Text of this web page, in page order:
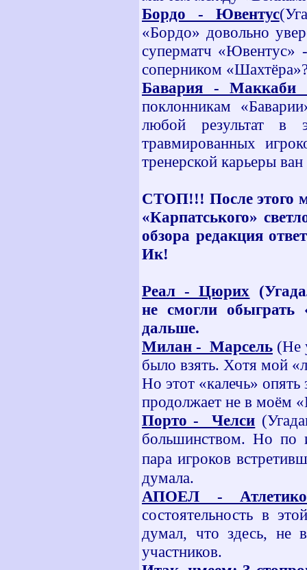
Бордо - Ювентус
«Бордо» довольно
суперматч «Ювентус»
соперником
Бавария - Маккаби
поклонникам
любой результат
травмированных
тренерской карьеры
СТОП!!! После этого
«Карпатського»
обзора редакция
Ик!
Реал - Цюрих
не смогли
дальше.
Милан - Марсель (Не
было взять. Хотя мой
Но этот «калечь»
продолжает не в моём
Порто - Челси
большинством. Но по
пара игроков
думала.
АПОЕЛ - Атлетико
состоятельность в
думал, что здесь, не
участников.